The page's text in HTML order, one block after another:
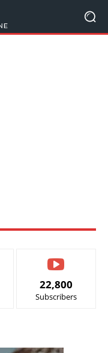
22,800
Subscribers